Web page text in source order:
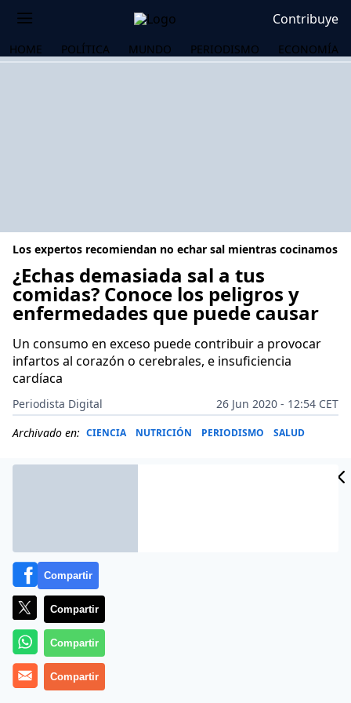
Contribuye
HOME POLÍTICA MUNDO PERIODISMO ECONOMÍA
Los expertos recomiendan no echar sal mientras cocinamos
¿Echas demasiada sal a tus
comidas? Conoce los peligros y
enfermedades que puede causar
Un consumo en exceso puede contribuir a provocar
infartos al corazón o cerebrales, e insuficiencia
cardíaca
Periodista Digital
26 Jun 2020 - 12:54 CET
Archivado en: CIENCIA NUTRICIÓN PERIODISMO SALUD
Más información
Compartir
Compartir
Compartir
Compartir